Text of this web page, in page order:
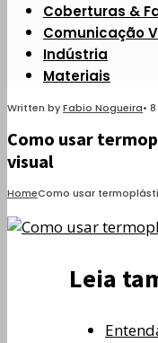
Coberturas &
Comunicação
Indústria
Materiais
Written byFabio Nogueira•
Como usar
visual
HomeComo usar
Leia